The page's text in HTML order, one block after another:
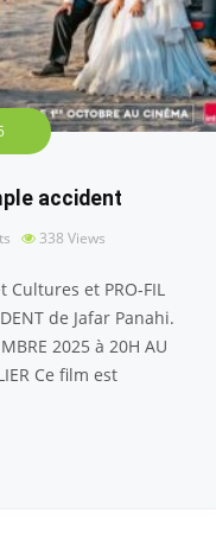
accident
338 Views
et PRO-FIL
de Jafar Panahi.
2025 à 20H AU
Ce film est